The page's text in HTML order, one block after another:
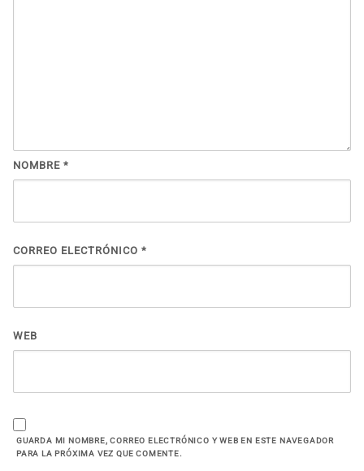
NOMBRE *
CORREO ELECTRÓNICO *
WEB
GUARDA MI NOMBRE, CORREO ELECTRÓNICO Y WEB EN ESTE NAVEGADOR
PARA LA PRÓXIMA VEZ QUE COMENTE.